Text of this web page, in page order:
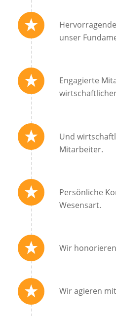
unser
Engagierte
Und
Mitarbeiter.
Persönliche
Wesensart.
Wir
Wir agieren